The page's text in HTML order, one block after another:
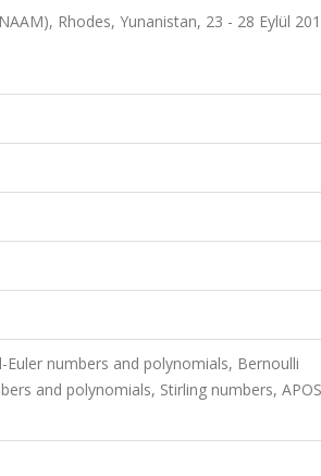
Rhodes, Yunanistan, 23 - 28 Eylül
numbers and polynomials, Bernoulli
and polynomials, Stirling numbers,